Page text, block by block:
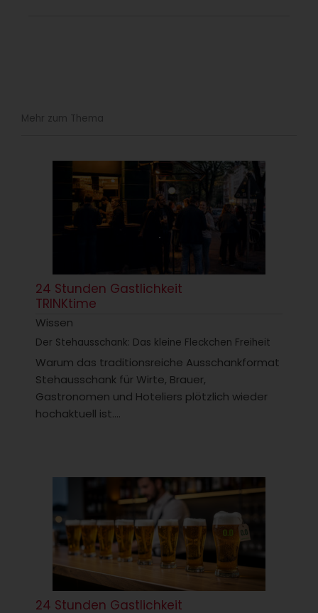
Mehr zum Thema
24 Stunden Gastlichkeit
TRINKtime
Wissen
Der Stehausschank: Das kleine Fleckchen Freiheit
Warum das traditionsreiche Ausschankformat
Stehausschank für Wirte, Brauer,
Gastronomen und Hoteliers plötzlich wieder
hochaktuell ist....
24 Stunden Gastlichkeit